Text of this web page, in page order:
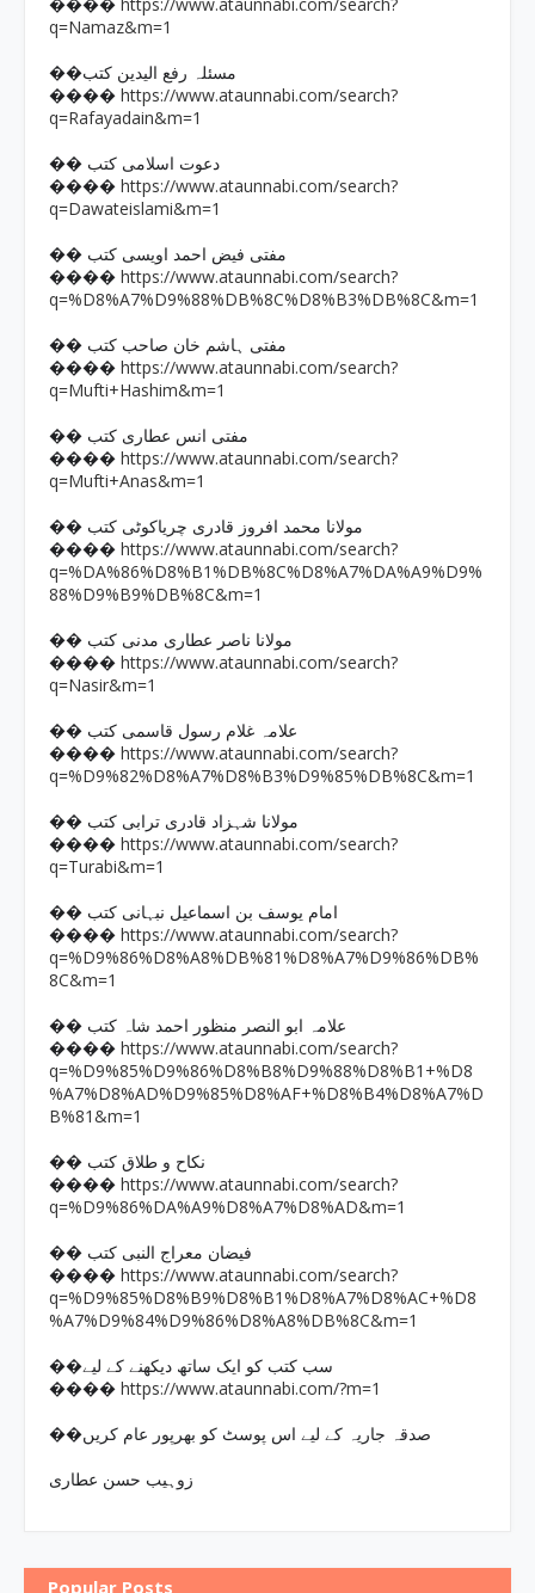
����
q=Namaz&m=1
��مسئلہ رفع الیدین کتب
���� https://www.ataunnabi.com/search?
q=Rafayadain&m=1
�� دعوت اسلامی کتب
���� https://www.ataunnabi.com/search?
q=Dawateislami&m=1
�� مفتی فیض احمد اویسی کتب
���� https://www.ataunnabi.com/search?
q=%D8%A7%D9%88%DB%8C%D8%B3%DB%8C&m=1
�� مفتی ہاشم خان صاحب کتب
���� https://www.ataunnabi.com/search?
q=Mufti+Hashim&m=1
�� مفتی انس عطاری کتب
���� https://www.ataunnabi.com/search?
q=Mufti+Anas&m=1
�� مولانا محمد افروز قادری چریاکوٹی کتب
���� https://www.ataunnabi.com/search?
q=%DA%86%D8%B1%DB%8C%D8%A7%DA%A9%D9%
88%D9%B9%DB%8C&m=1
�� مولانا ناصر عطاری مدنی کتب
���� https://www.ataunnabi.com/search?
q=Nasir&m=1
�� علامہ غلام رسول قاسمی کتب
���� https://www.ataunnabi.com/search?
q=%D9%82%D8%A7%D8%B3%D9%85%DB%8C&m=1
�� مولانا شہزاد قادری ترابی کتب
���� https://www.ataunnabi.com/search?
q=Turabi&m=1
�� امام یوسف بن اسماعیل نبہانی کتب
���� https://www.ataunnabi.com/search?
q=%D9%86%D8%A8%DB%81%D8%A7%D9%86%DB%
8C&m=1
�� علامہ ابو النصر منظور احمد شاہ کتب
���� https://www.ataunnabi.com/search?
q=%D9%85%D9%86%D8%B8%D9%88%D8%B1+%D8
%A7%D8%AD%D9%85%D8%AF+%D8%B4%D8%A7%D
B%81&m=1
�� نکاح و طلاق کتب
���� https://www.ataunnabi.com/search?
q=%D9%86%DA%A9%D8%A7%D8%AD&m=1
�� فیضان معراج النبی کتب
���� https://www.ataunnabi.com/search?
q=%D9%85%D8%B9%D8%B1%D8%A7%D8%AC+%D8
%A7%D9%84%D9%86%D8%A8%DB%8C&m=1
��سب کتب کو ایک ساتھ دیکھنے کے لیے
���� https://www.ataunnabi.com/?m=1
��صدقہ جاریہ کے لیے اس پوسٹ کو بھرپور عام کریں
زوہیب حسن عطاری
Popular Posts